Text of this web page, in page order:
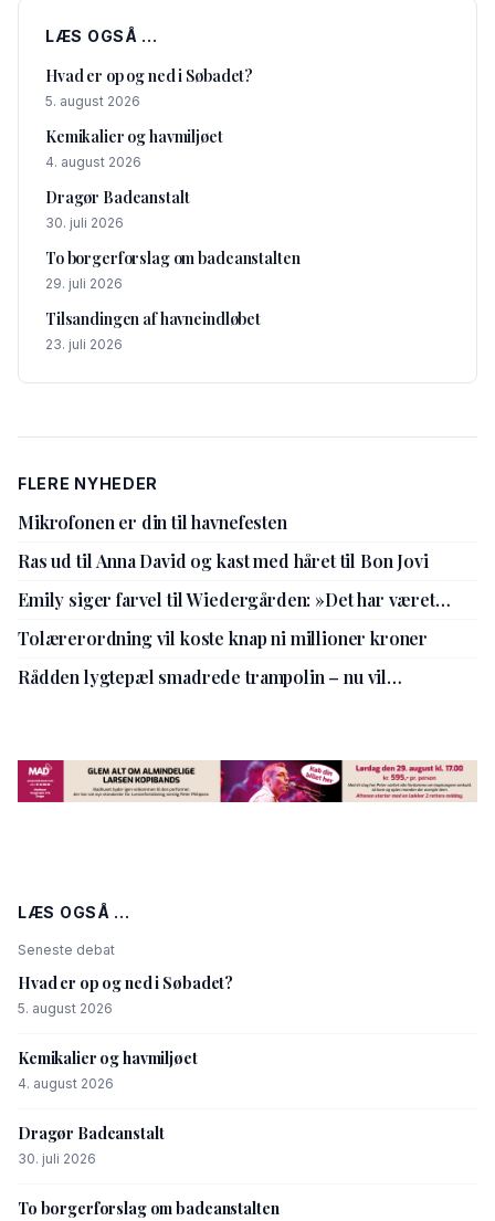
LÆS OGSÅ ...
Hvad er op og ned i Søbadet?
5. august 2026
Kemikalier og havmiljøet
4. august 2026
Dragør Badeanstalt
30. juli 2026
To borgerforslag om badeanstalten
29. juli 2026
Tilsandingen af havneindløbet
23. juli 2026
FLERE NYHEDER
Mikrofonen er din til havnefesten
Ras ud til Anna David og kast med håret til Bon Jovi
Emily siger farvel til Wiedergården: »Det har været
Tolærerordning vil koste knap ni millioner kroner
Rådden lygtepæl smadrede trampolin – nu vil
LÆS OGSÅ ...
Seneste debat
Hvad er op og ned i Søbadet?
5. august 2026
Kemikalier og havmiljøet
4. august 2026
Dragør Badeanstalt
30. juli 2026
To borgerforslag om badeanstalten